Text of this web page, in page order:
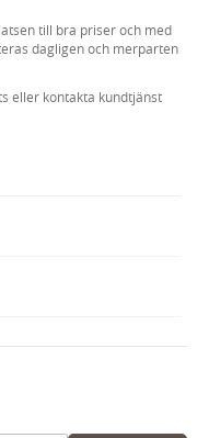
till bra priser och med
dagligen och merparten
eller kontakta kundtjänst